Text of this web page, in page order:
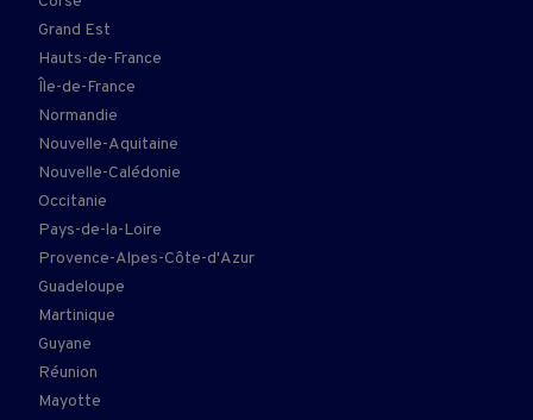
Grand Est
Hauts-de-France
Île-de-France
Normandie
Nouvelle-Aquitaine
Nouvelle-Calédonie
Occitanie
Pays-de-la-Loire
Provence-Alpes-Côte-d'Azur
Guadeloupe
Martinique
Guyane
Réunion
Mayotte